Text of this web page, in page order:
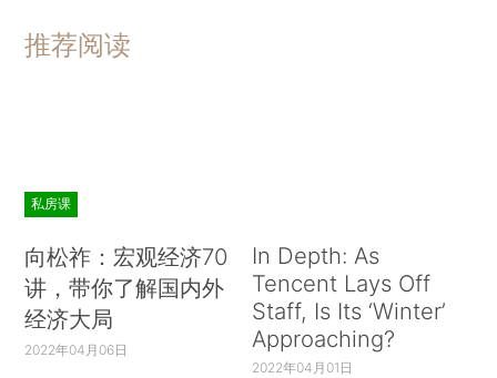
推荐阅读
私房课
向松祚：宏观经济70
讲，带你了解国内外
经济大局
2022年04月06日
In Depth: As
Tencent Lays Off
Staff, Is Its ‘Winter’
Approaching?
2022年04月01日